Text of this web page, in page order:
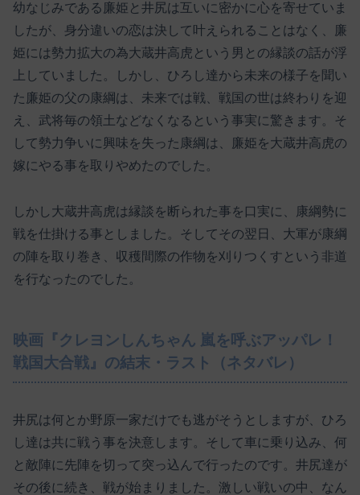
幼なじみである廉姫と井尻は互いに密かに心を寄せていま
したが、身分違いの恋は決して叶えられることはなく、廉
姫には勢力拡大の為大蔵井高虎という男との縁談の話が浮
上していました。しかし、ひろし達から未来の様子を聞い
た廉姫の父の康綱は、未来では戦、戦国の世は終わりを迎
え、武将毎の領土などなくなるという事実に驚きます。そ
して勢力争いに興味を失った康綱は、廉姫を大蔵井高虎の
嫁にやる事を取りやめたのでした。
しかし大蔵井高虎は縁談を断られた事を口実に、康綱勢に
戦を仕掛ける事としました。そしてその翌日、大軍が康綱
の陣を取り巻き、収穫間際の作物を刈りつくすという非道
を行なったのでした。
映画『クレヨンしんちゃん 嵐を呼ぶアッパレ！
戦国大合戦』の結末・ラスト（ネタバレ）
井尻は何とか野原一家だけでも逃がそうとしますが、ひろ
し達は共に戦う事を決意します。そして車に乗り込み、何
と敵陣に先陣を切って突っ込んで行ったのです。井尻達が
その後に続き、戦が始まりました。激しい戦いの中、なん